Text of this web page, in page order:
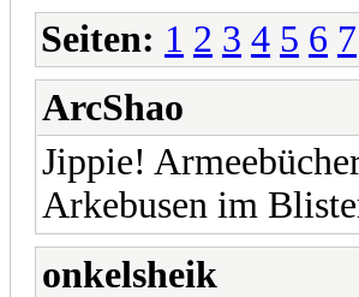
Seiten: 1 2 3 4 5 6 7
ArcShao
Jippie!
Arkebusen im
onkelsheik